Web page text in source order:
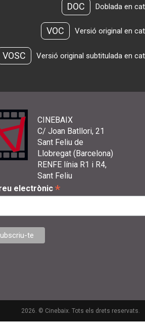
DOC Doblada en
VOC Versió original en
VOSC Versió original subtitulada en
CINEBAIX
C/ Joan Batllori, 21
Sant Feliu de
Llobregat (Barcelona)
RENFE línia R1 i R4,
Sant Feliu
electrònic *
2026. © Cinebaix. Tots els drets reservats.